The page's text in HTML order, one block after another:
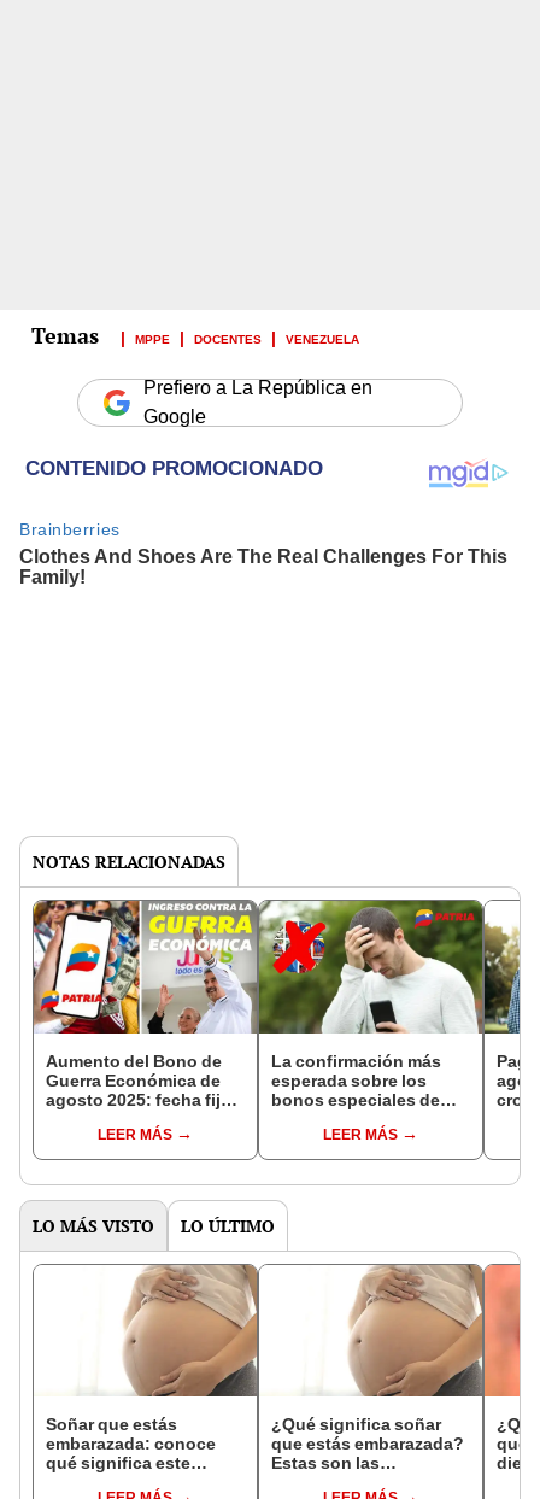
MPPE DOCENTES VENEZUELA
Prefiero a La República en
Google
NOTAS RELACIONADAS
Aumento del Bono de
Guerra Económica de
agosto 2025: fecha fija,
cobrar en pocos pasos
vía Sistema Patria
LEER MÁS
La confirmación más
esperada sobre los
bonos especiales de
Maduro cambia el pago
entregado por el
LEER MÁS
LO MÁS VISTO LO ÚLTIMO
Soñar que estás
embarazada: conoce
qué significa este
¿Qué significa soñar
que estás embarazada?
Estas son las
que